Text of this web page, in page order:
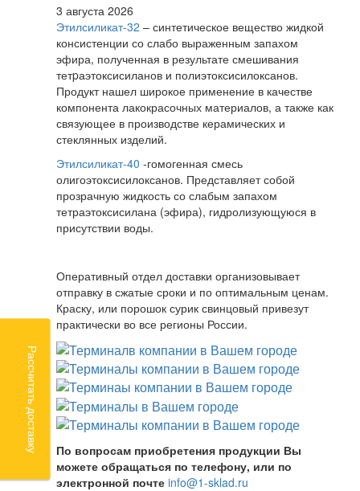
3 августа 2026
Этилсиликат-32 – синтетическое вещество жидкой
консистенции со слабо выраженным запахом
эфира, полученная в результате смешивания
тетpаэтоксисиланов и полиэтоксисилоксанов.
Продукт нашел широкое применение в качестве
компонента лакокрасочных материалов, а также как
связующее в производстве керамических и
стеклянных изделий.
Этилсиликат-40 -гомогенная смесь
олигоэтоксисилоксанов. Представляет собой
прозрачную жидкость со слабым запахом
тетраэтоксисилана (эфира), гидролизующуюся в
присутствии воды.
Оперативный отдел доставки организовывает
отправку в сжатые сроки и по оптимальным ценам.
Краску, или порошок сурик свинцовый привезут
практически во все регионы России.
По вопросам приобретения продукции Вы
можете обращаться по телефону, или по
электронной почте info@1-sklad.ru
Рассчитать доставку